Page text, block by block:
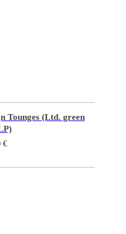
Tounges (Ltd. green
€